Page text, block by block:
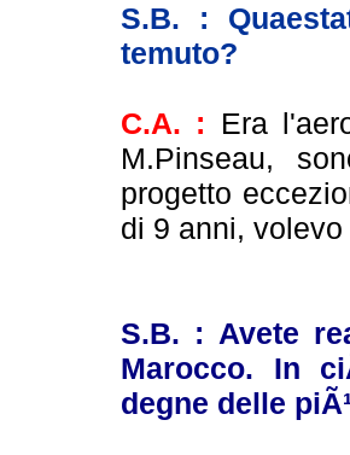
S.B. :
temuto?
C.A. : Era
M.Pinseau,
progetto
di 9 anni,
S.B. : Avete
Marocco. In
degne delle